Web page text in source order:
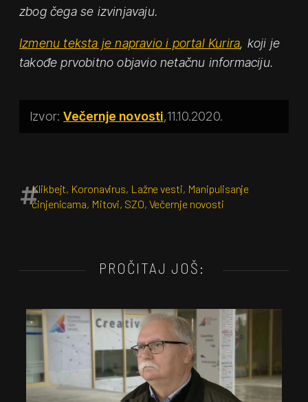
zbog čega se izvinjavaju.
Izmenu teksta je napravio i portal Kurira, koji je
takođe prvobitno objavio netačnu informaciju.
Večernje novosti 11.10.2020.
Klikbejt, Koronavirus, Lažne vesti, Manipulisanje
činjenicama, Mitovi, SZO, Večernje novosti
PROČITAJ JOŠ: